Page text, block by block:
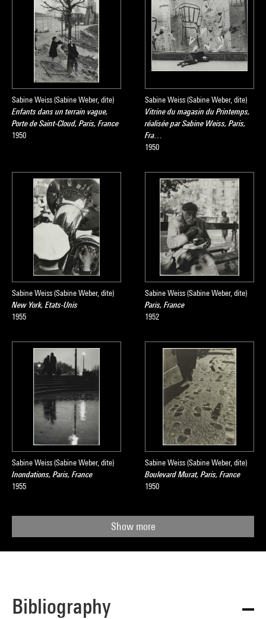
Sabine Weiss (Sabine Weber, dite)
Enfants dans un terrain vague,
Porte de Saint-Cloud, Paris, France
1950
Sabine Weiss (Sabine Weber, dite)
Vitrine du magasin du Printemps,
réalisée par Sabine Weiss, Paris,
Fra…
1950
Sabine Weiss (Sabine Weber, dite)
New York, Etats-Unis
1955
Sabine Weiss (Sabine Weber, dite)
Paris, France
1952
Sabine Weiss (Sabine Weber, dite)
Inondations, Paris, France
1955
Sabine Weiss (Sabine Weber, dite)
Boulevard Murat, Paris, France
1950
Show more
Bibliography